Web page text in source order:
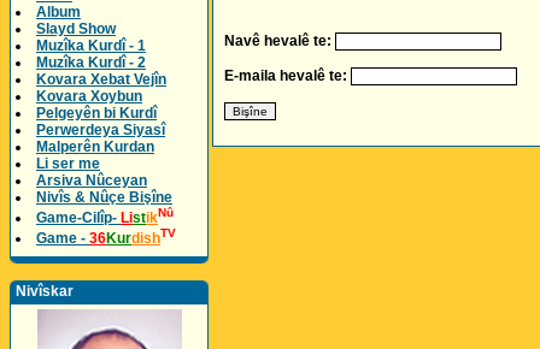
Album
Slayd Show
Muzîka Kurdî - 1
Muzîka Kurdî - 2
Kovara Xebat Vejîn
Kovara Xoybun
Pelgeyên bi Kurdî
Perwerdeya Siyasî
Malperên Kurdan
Li ser me
Arsiva Nûceyan
Nivîs & Nûçe Bişîne
Game-Cilîp- ListikNû
Game - 36KurdishTV
Nivîskar
Navê hevalê te:
E-maila hevalê te: